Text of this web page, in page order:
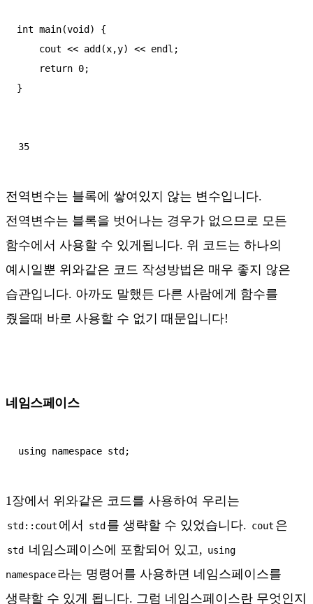
int main(void) {
}
35
전역변수는 블록에 쌓여있지 않는 변수입니다.
전역변수는 블록을 벗어나는 경우가 없으므로 모든
함수에서 사용할 수 있게됩니다. 위 코드는 하나의
예시일뿐 위와같은 코드 작성방법은 매우 좋지 않은
습관입니다. 아까도 말했든 다른 사람에게 함수를
줬을때 바로 사용할 수 없기 때문입니다!
네임스페이스
using namespace std;
1장에서 위와같은 코드를 사용하여 우리는
std::cout 에서 std 를 생략할 수 있었습니다. cout 은
std 네임스페이스에 포함되어 있고, using
namespace라는 명령어를 사용하면 네임스페이스를
생략할 수 있게 됩니다. 그럼 네임스페이스란 무엇인지